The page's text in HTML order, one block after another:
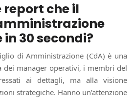
report che il
30 secondi?
di Amministrazione (CdA) è una
dei manager operativi, i membri del
ai dettagli, ma alla visione
strategiche. Hanno un’attenzione